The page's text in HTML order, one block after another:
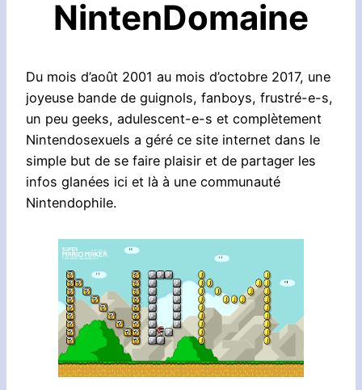
e
NintenDomaine
Du mois d’août 2001 au mois d’octobre 2017, une
joyeuse bande de guignols, fanboys, frustré-e-s,
un peu geeks, adulescent-e-s et complètement
Nintendosexuels a géré ce site internet dans le
simple but de se faire plaisir et de partager les
infos glanées ici et là à une communauté
Nintendophile.